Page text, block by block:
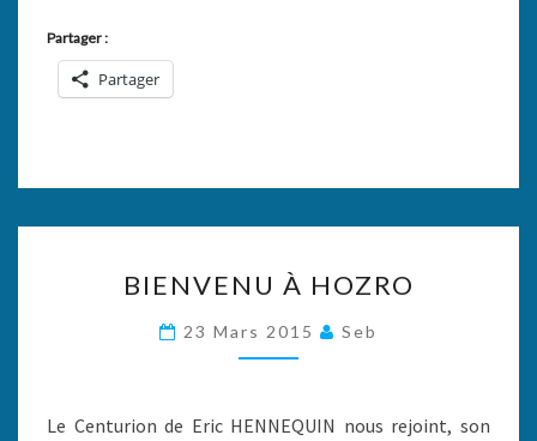
Partager :
Partager
À
HOZRO
BIENVENU À HOZRO
23 Mars 2015 Seb
Le Centurion de Eric HENNEQUIN nous rejoint, son